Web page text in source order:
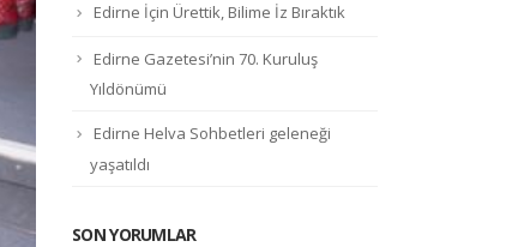
Edirne İçin Ürettik, Bilime İz Bıraktık
Edirne Gazetesi’nin 70. Kuruluş
Yıldönümü
Edirne Helva Sohbetleri geleneği
yaşatıldı
SON YORUMLAR